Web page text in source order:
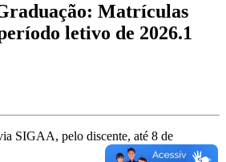
Matrículas
letivo de 2026.1
SIGAA, pelo discente, até 8 de